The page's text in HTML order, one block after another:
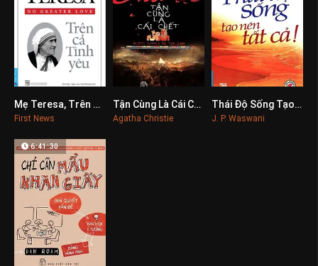
0
Mẹ Teresa, Trên Cả Tình Yêu
First News
0
Tận Cùng Là Cái Chết
Agatha Christie
0Thái Độ Sống Tạo Nên Tất Cả
J. P. Waswani
6:41:30